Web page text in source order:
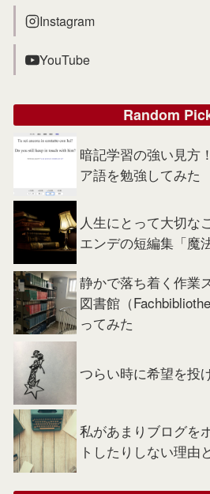
Instagram
YouTube
Random
暗記学習の強い見方
ア語を勉強してみた
人生にとって大切な
エンデの短編集「魔
静かで落ち着く作業
図書館（
ってみた
つらい時に希望を投
私があまりブログを
トしたりしない理由